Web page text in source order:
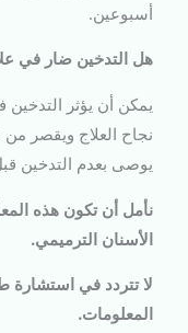
أسبوعين.
هل التدخين ضار في
يمكن أن يؤثر
نجاح العلاج ويقصر
يوصى بعدم التدخين
نأمل أن تكون هذه
الأسنان الترميمي.
لا تتردد في استشارة
المعلومات.